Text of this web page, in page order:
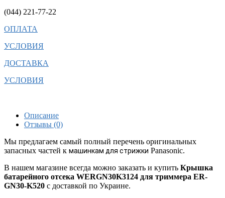
(044) 221-77-22
ОПЛАТА
УСЛОВИЯ
ДОСТАВКА
УСЛОВИЯ
Описание
Отзывы (0)
Мы предлагаем самый полный перечень оригинальных
запасных частей к машинкам для стрижки Panasonic.
В нашем магазине всегда можно заказать и купить Крышка
батарейного отсека WERGN30K3124 для триммера ER-
GN30-K520 с доставкой по Украине.